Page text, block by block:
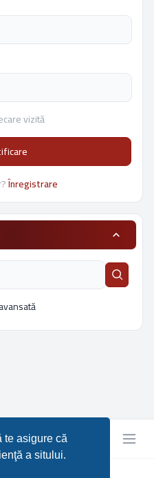
te asigure că
a sitului.
vizită
Înregistrare